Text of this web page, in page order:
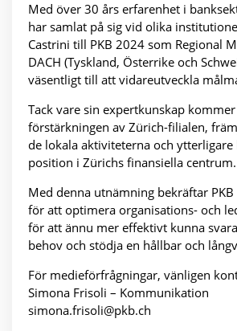
Med över 30 års erfarenhet i
har samlat på sig vid olika
Castrini till PKB 2024 som Regional
DACH (Tyskland, Österrike och
väsentligt till att vidareutveckla
Tack vare sin expertkunskap
förstärkningen av Zürich-filialen,
de lokala aktiviteterna och ytterligare
position i Zürichs finansiella centrum.
Med denna utnämning bekräftar
för att optimera organisations- och
för att ännu mer effektivt kunna
behov och stödja en hållbar och
För medieförfrågningar, vänligen
Simona Frisoli – Kommunikation
simona.frisoli@pkb.ch